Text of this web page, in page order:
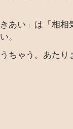
あい」は「相
。
ちゃう。あたり